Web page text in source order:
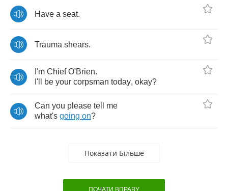
Have a seat.
Trauma shears.
I'm Chief O'Brien.
I'll
be your corpsman today, okay?
Can you please tell
me
what's going on?
Показати Більше
ПОЧАТИ ВПРАВУ